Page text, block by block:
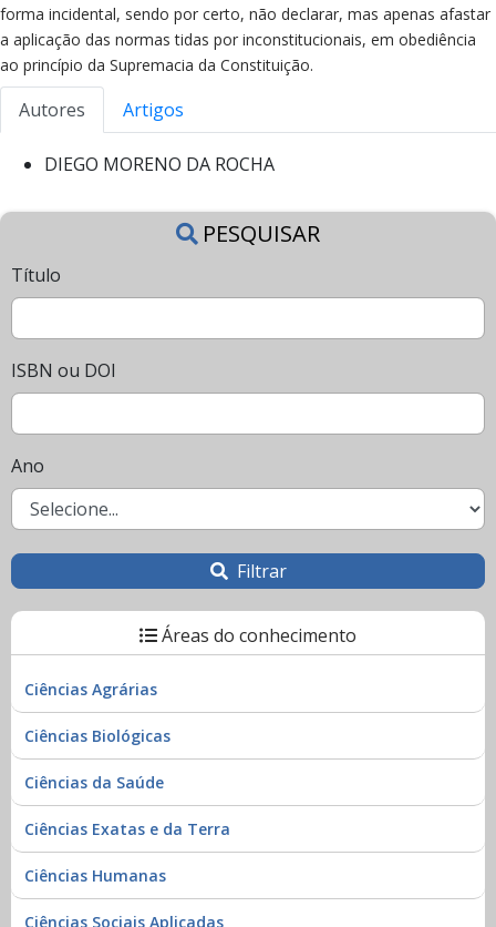
forma incidental, sendo por certo, não declarar, mas apenas afastar
a aplicação das normas tidas por inconstitucionais, em obediência
ao princípio da Supremacia da Constituição.
Autores Artigos
DIEGO MORENO DA ROCHA
PESQUISAR
Título
ISBN ou DOI
Ano
Filtrar
Áreas do conhecimento
Ciências Agrárias
Ciências Biológicas
Ciências da Saúde
Ciências Exatas e da Terra
Ciências Humanas
Ciências Sociais Aplicadas